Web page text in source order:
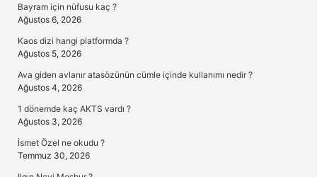
Bayram için nüfusu kaç ?
Ağustos 6, 2026
Kaos dizi hangi platformda ?
Ağustos 5, 2026
Ava giden avlanır atasözünün cümle içinde kullanımı nedir ?
Ağustos 4, 2026
1 dönemde kaç AKTS vardı ?
Ağustos 3, 2026
İsmet Özel ne okudu ?
Temmuz 30, 2026